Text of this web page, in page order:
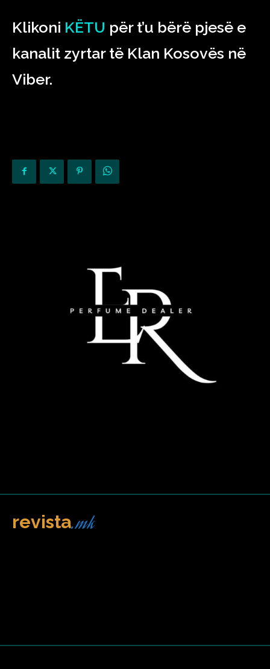
Klikoni KËTU për t’u bërë pjesë e
kanalit zyrtar të Klan Kosovës në
Viber.
revista.mk